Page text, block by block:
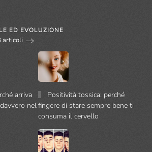
ED EVOLUZIONE
articoli
arriva
nel
Positività tossica: perché
fingere di stare sempre bene ti
consuma il cervello